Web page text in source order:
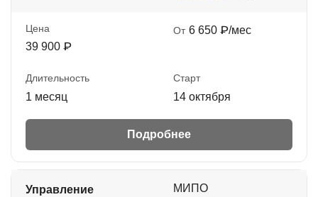
Цена
39 900 ₽
От 6 650 ₽/мес
Длительность
1 месяц
Старт
14 октября
Подробнее
Управление
МИПО